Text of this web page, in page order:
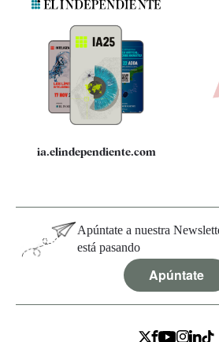
Quiénes somos
Especificaciones
ia.elindependiente.com
Apúntate a nuestra
está pasando
Apúntate